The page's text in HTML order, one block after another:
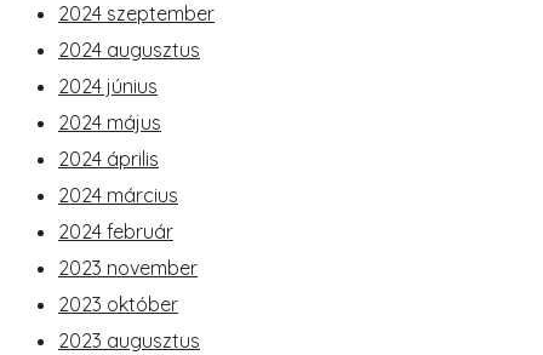
2024 szeptember
2024 augusztus
2024 június
2024 május
2024 április
2024 március
2024 február
2023 november
2023 október
2023 augusztus